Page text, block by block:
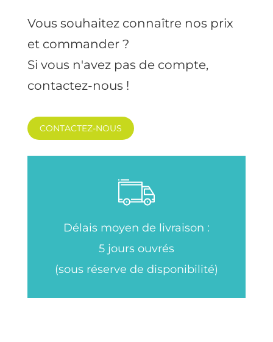
Vous souhaitez connaître nos prix
et commander ?
Si vous n'avez pas de compte,
contactez-nous !
CONTACTEZ-NOUS
Délais moyen de livraison :
5 jours ouvrés
(sous réserve de disponibilité)